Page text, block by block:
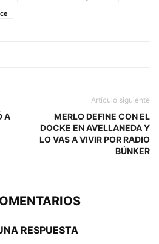
A
Artículo siguiente
MERLO DEFINE CON EL
DOCKE EN AVELLANEDA Y
LO VAS A VIVIR POR RADIO
BÚNKER
RESPUESTA